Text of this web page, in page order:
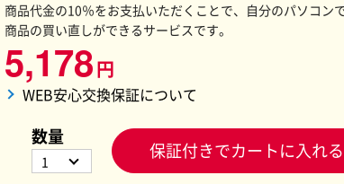
商品代金の10％をお支払いただくことで、自分のパソコン
商品の買い直しができるサービスです。
5,178円
WEB安心交換保証について
数量
1 保証付きでカートに入れる